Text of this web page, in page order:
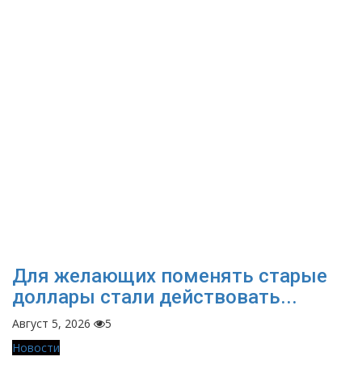
Для желающих поменять старые
доллары стали действовать...
Август 5, 2026
5
Новости